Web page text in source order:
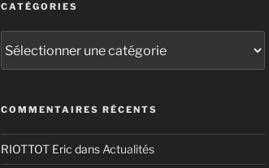
CATÉGORIES
COMMENTAIRES RÉCENTS
RIOTTOT Eric dans Actualités